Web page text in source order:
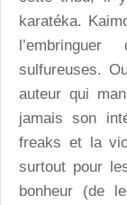
karatéka.
sulfureuses.
auteur qui
jamais son
freaks et la
surtout pour
bonheur (de